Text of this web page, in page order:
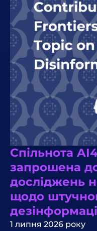
Спільнота
запрошена
досліджень
щодо
1 липня 2026 року